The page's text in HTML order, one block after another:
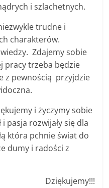
i szlachetnych.
trudne i
charakterów.
Zdajemy sobie
pracy trzeba będzie
z pewnością przyjdzie
i życzymy sobie
pasja rozwijały się dla
która pchnie świat do
dumy i radości z
Dziękujemy!!!